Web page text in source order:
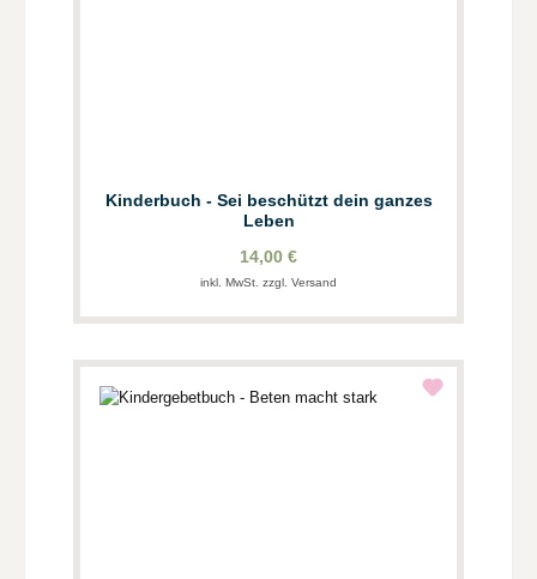
Kinderbuch - Sei beschützt dein ganzes
Leben
14,00 €
inkl. MwSt. zzgl. Versand